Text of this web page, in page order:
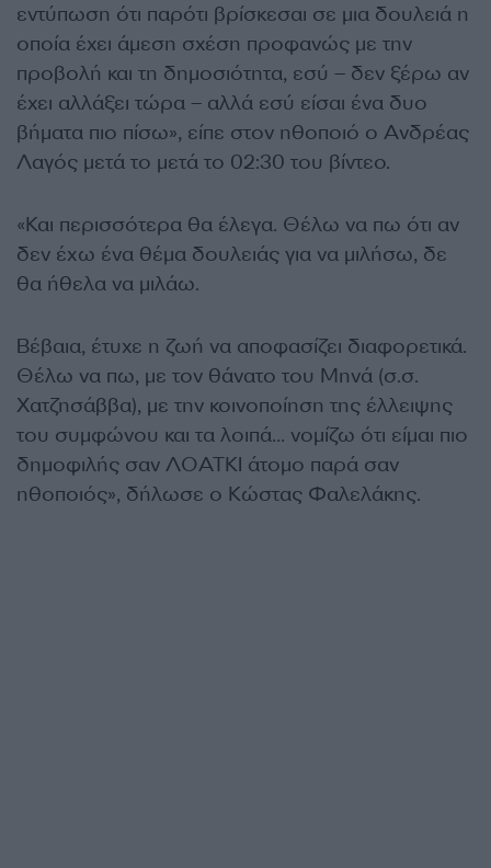
εντύπωση ότι παρότι βρίσκεσαι σε μια δουλειά η
οποία έχει άμεση σχέση προφανώς με την
προβολή και τη δημοσιότητα, εσύ – δεν ξέρω αν
έχει αλλάξει τώρα – αλλά εσύ είσαι ένα δυο
βήματα πιο πίσω», είπε στον ηθοποιό ο Ανδρέας
Λαγός μετά το μετά το 02:30 του βίντεο.
«Και περισσότερα θα έλεγα. Θέλω να πω ότι αν
δεν έχω ένα θέμα δουλειάς για να μιλήσω, δε
θα ήθελα να μιλάω.
Βέβαια, έτυχε η ζωή να αποφασίζει διαφορετικά.
Θέλω να πω, με τον θάνατο του Μηνά (σ.σ.
Χατζησάββα), με την κοινοποίηση της έλλειψης
του συμφώνου και τα λοιπά… νομίζω ότι είμαι πιο
δημοφιλής σαν ΛΟΑΤΚΙ άτομο παρά σαν
ηθοποιός», δήλωσε ο Κώστας Φαλελάκης.